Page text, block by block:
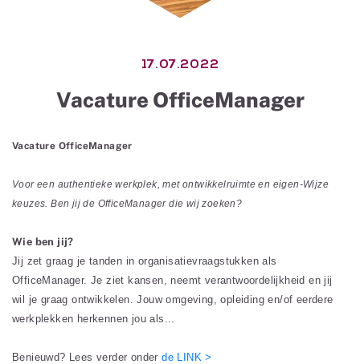
17.07.2022
Vacature OfficeManager
Vacature OfficeManager
Voor een authentieke werkplek, met ontwikkelruimte en eigen-Wijze
keuzes. Ben jij de OfficeManager die wij zoeken?
Wie ben jij?
Jij zet graag je tanden in organisatievraagstukken als
OfficeManager. Je ziet kansen, neemt verantwoordelijkheid en jij
wil je graag ontwikkelen. Jouw omgeving, opleiding en/of eerdere
werkplekken herkennen jou als...
Benieuwd? Lees verder onderde LINK >